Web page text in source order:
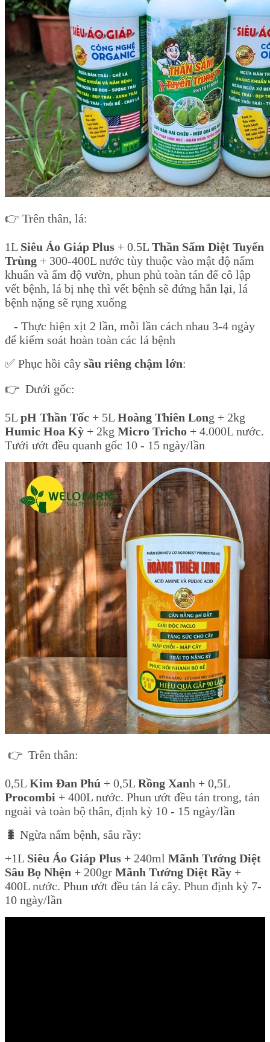
👉 Trên thân, lá:
1L Siêu Áo Giáp Plus + 0.5L Thần Sấm Diệt Tuyến
Trùng + 300-400L nước tùy thuộc vào mật độ nấm
khuẩn và ẩm độ vườn, phun phủ toàn tán để cô lập
vết bệnh, lá bị nhẹ thì vết bệnh sẽ đứng hẳn lại, lá
bệnh nặng sẽ rụng xuống
- Thực hiện xịt 2 lần, mỗi lần cách nhau 3-4 ngày
để kiểm soát hoàn toàn các lá bệnh
✅ Phục hồi cây sầu riêng chậm lớn:
👉 Dưới gốc:
5L pH Thần Tốc + 5L Hoàng Thiên Long + 2kg
Humic Hoa Kỳ + 2kg Micro Tricho + 4.000L nước.
Tưới ướt đều quanh gốc 10 - 15 ngày/lần
👉 Trên thân:
0,5L Kim Đan Phú + 0,5L Rồng Xanh + 0,5L
Procombi + 400L nước. Phun ướt đều tán trong, tán
ngoài và toàn bộ thân, định kỳ 10 - 15 ngày/lần
🐛 Ngừa nấm bệnh, sâu rầy:
+1L Siêu Áo Giáp Plus + 240ml Mãnh Tướng Diệt
Sâu Bọ Nhện + 200gr Mãnh Tướng Diệt Rầy +
400L nước. Phun ướt đều tán lá cây. Phun định kỳ 7-
10 ngày/lần